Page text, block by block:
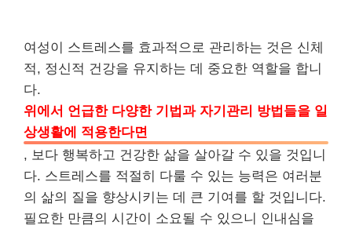
여성이 스트레스를 효과적으로 관리하는 것은 신체
적, 정신적 건강을 유지하는 데 중요한 역할을 합니
다.
위에서 언급한 다양한 기법과 자기관리 방법들을 일
상생활에 적용한다면
, 보다 행복하고 건강한 삶을 살아갈 수 있을 것입니
다. 스트레스를 적절히 다룰 수 있는 능력은 여러분
의 삶의 질을 향상시키는 데 큰 기여를 할 것입니다.
필요한 만큼의 시간이 소요될 수 있으니 인내심을